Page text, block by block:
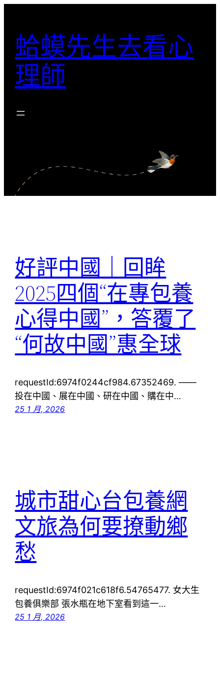
蛤蟆先生去看心
理師
好評中國｜回眸
2025四個“在專包養
心得中國”，答覆了
“何故中國”惠全球
requestId:6974f0244cf984.67352469. ——
投在中國、展在中國、研在中國、購在中…
25 1 月, 2026
城市甜心台包養網
文旅為何要撩動鄉
愁
requestId:6974f021c618f6.54765477. 女大生
包養俱樂部 張水瓶在地下室看到這一…
25 1 月, 2026